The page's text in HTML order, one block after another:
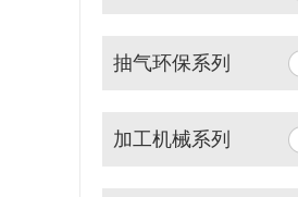
抽气环保系列
加工机械系列